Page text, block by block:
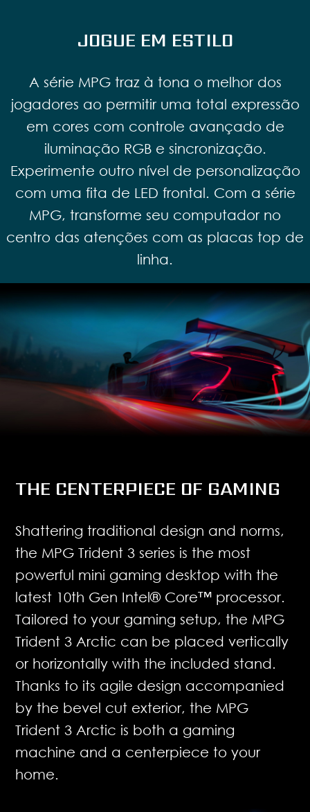
JOGUE EM ESTILO
A série MPG traz à tona o melhor dos
jogadores ao permitir uma total expressão
em cores com controle avançado de
iluminação RGB e sincronização.
Experimente outro nível de personalização
com uma fita de LED frontal. Com a série
MPG, transforme seu computador no
centro das atenções com as placas top de
linha.
THE CENTERPIECE OF GAMING
Shattering traditional design and norms,
the MPG Trident 3 series is the most
powerful mini gaming desktop with the
latest 10th Gen Intel® Core™ processor.
Tailored to your gaming setup, the MPG
Trident 3 Arctic can be placed vertically
or horizontally with the included stand.
Thanks to its agile design accompanied
by the bevel cut exterior, the MPG
Trident 3 Arctic is both a gaming
machine and a centerpiece to your
home.